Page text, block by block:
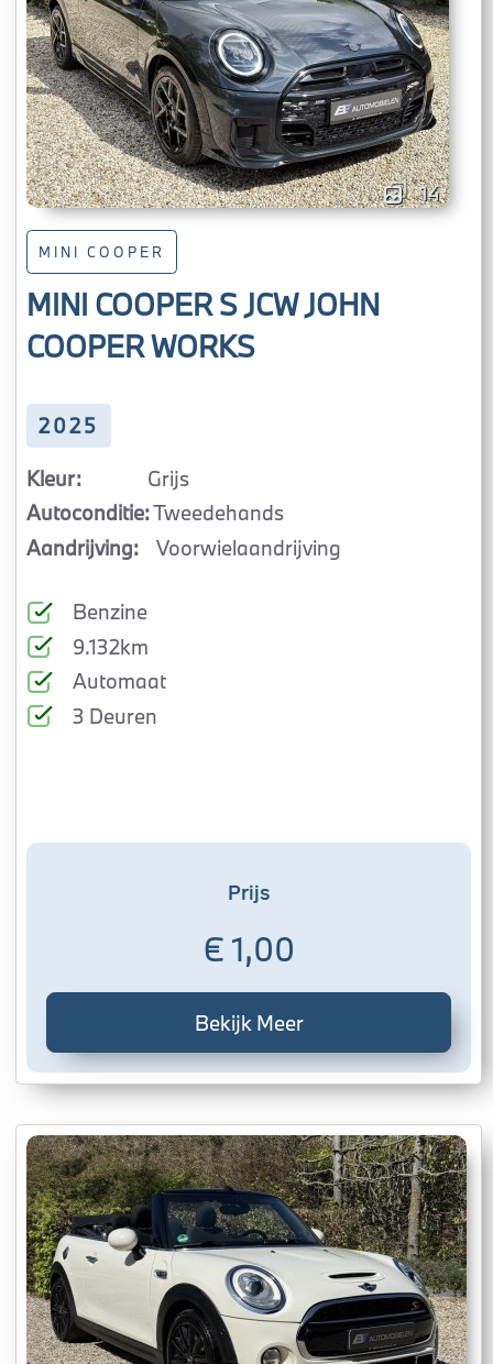
14
MINI COOPER
MINI COOPER S JCW JOHN
COOPER WORKS
2025
Kleur: Grijs
Autoconditie:Tweedehands
Aandrijving: Voorwielaandrijving
Benzine
9.132km
Automaat
3 Deuren
Prijs
€ 1,00
Bekijk Meer